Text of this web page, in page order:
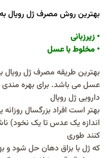
بهترین روش مصرف ژل رویال به 2طریقه ی زیر می باشد:
• زیرزبانی
• مخلوط با عسل
بهترین طریقه مصرف ژل رویال
عسل می باشد. برای بهره مندی
دارویی ژل رویال
بهتر است افراد بزرگسال
اندازه یک عدس تا یک نخود)
کنند طوری